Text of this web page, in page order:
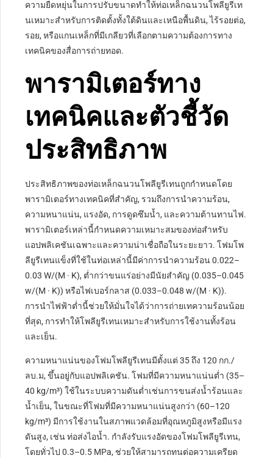
ความยืดหยุ่นในการปรับขนาดทำให้ท่อเหล็กฉนวนโพลียูรีเท
นเหมาะสำหรับการติดตั้งทั้งใต้ดินและเหนือพื้นดิน, ไร้รอยต่อ,
รอย, หรือแกนเหล็กที่มีเกลียวที่เลือกตามความต้องการทาง
เทคนิคของสื่อการถ่ายทอด.
พารามิเตอร์ทาง
เทคนิคและตัวชี้วัด
ประสิทธิภาพ
ประสิทธิภาพของท่อเหล็กฉนวนโพลียูรีเทนถูกกำหนดโดย
พารามิเตอร์ทางเทคนิคที่สำคัญ, รวมถึงการนำความร้อน,
ความหนาแน่น, แรงอัด, การดูดซึมน้ำ, และความต้านทานไฟ.
พารามิเตอร์เหล่านี้กำหนดความเหมาะสมของท่อสำหรับ
แอปพลิเคชันเฉพาะและความน่าเชื่อถือในระยะยาว. โฟมโพ
ลียูรีเทนแข็งที่ใช้ในท่อเหล่านี้มีค่าการนำความร้อน 0.022–
0.03 W/(M · K), ต่ำกว่าขนแร่อย่างมีนัยสำคัญ (0.035–0.045
w/(M · K)) หรือไฟเบอร์กลาส (0.033–0.048 w/(M · K)).
การนำไฟฟ้าต่ำนี้ช่วยให้มั่นใจได้ว่าการถ่ายเทความร้อนน้อย
ที่สุด, การทำให้โพลียูรีเทนเหมาะสำหรับการใช้งานทั้งร้อน
และเย็น.
ความหนาแน่นของโฟมโพลียูรีเทนมีตั้งแต่ 35 ถึง 120 กก./
ลบ.ม, ขึ้นอยู่กับแอปพลิเคชัน. โฟมที่มีความหนาแน่นต่ำ (35–
40 kg/m³) ใช้ในระบบความดันต่ำเช่นการขนส่งน้ำร้อนและ
น้ำเย็น, ในขณะที่โฟมที่มีความหนาแน่นสูงกว่า (60–120
kg/m³) มีการใช้งานในสภาพแวดล้อมที่อุณหภูมิสูงหรือมีแรง
ดันสูง, เช่น ท่อส่งไอน้ำ. กำลังรับแรงอัดของโฟมโพลียูรีเทน,
โดยทั่วไป 0.3–0.5 MPa, ช่วยให้สามารถทนต่อความเครียด